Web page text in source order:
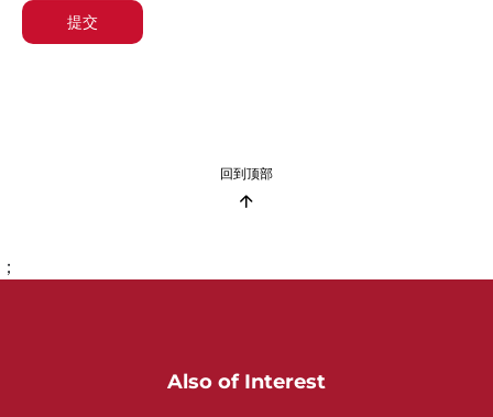
提交
回到顶部
；
Also of Interest